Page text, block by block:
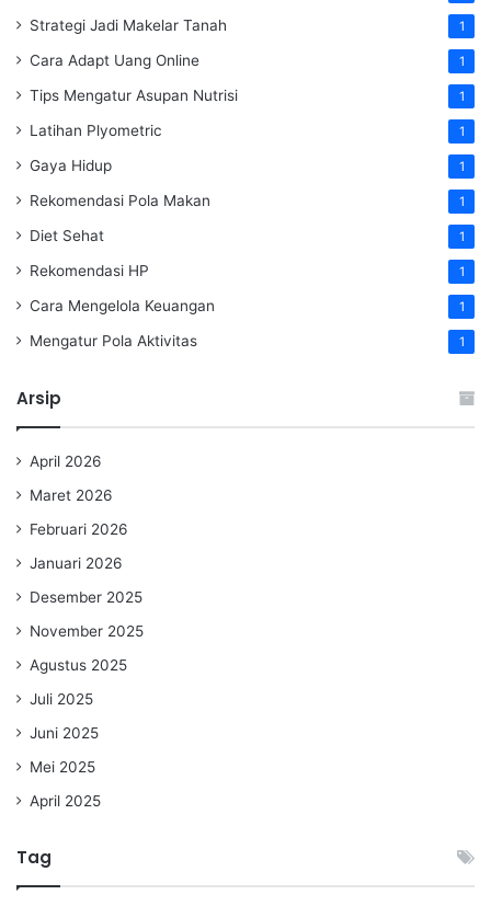
Strategi Jadi Makelar Tanah 1
Cara Adapt Uang Online 1
Tips Mengatur Asupan Nutrisi 1
Latihan Plyometric 1
Gaya Hidup 1
Rekomendasi Pola Makan 1
Diet Sehat 1
Rekomendasi HP 1
Cara Mengelola Keuangan 1
Mengatur Pola Aktivitas 1
Arsip
April 2026
Maret 2026
Februari 2026
Januari 2026
Desember 2025
November 2025
Agustus 2025
Juli 2025
Juni 2025
Mei 2025
April 2025
Tag